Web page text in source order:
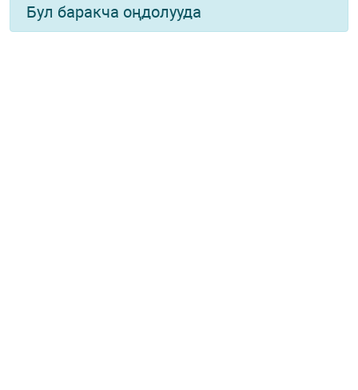
Бул баракча оңдолууда